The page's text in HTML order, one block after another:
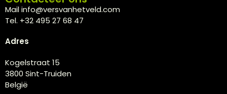
Mail info@versvanhetveld.com
Tel. +32 495 27 68 47
Adres
Kogelstraat 15
3800 Sint-Truiden
België